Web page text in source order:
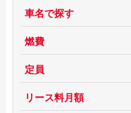
車名で探す
燃費
定員
リース料月額